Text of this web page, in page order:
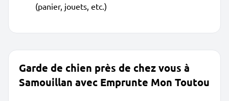
(panier, jouets, etc.)
Garde de chien près de chez vous à
Samouillan avec Emprunte Mon Toutou